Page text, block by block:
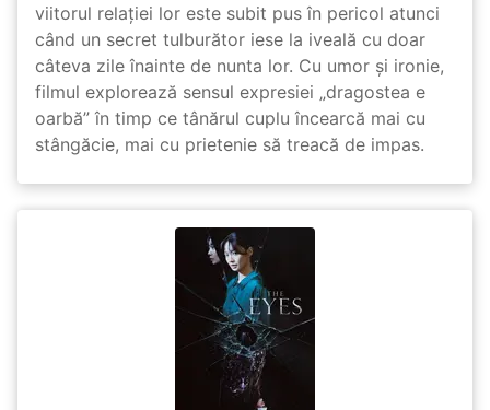
viitorul relației lor este subit pus în pericol atunci
când un secret tulburător iese la iveală cu doar
câteva zile înainte de nunta lor. Cu umor și ironie,
filmul explorează sensul expresiei „dragostea e
oarbă” în timp ce tânărul cuplu încearcă mai cu
stângăcie, mai cu prietenie să treacă de impas.